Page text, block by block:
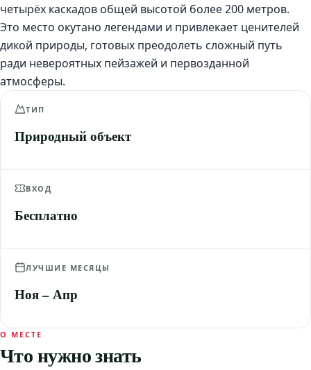
четырёх каскадов общей высотой более 200 метров.
Это место окутано легендами и привлекает ценителей
дикой природы, готовых преодолеть сложный путь
ради невероятных пейзажей и первозданной
атмосферы.
ТИП
Природный объект
ВХОД
Бесплатно
ЛУЧШИЕ МЕСЯЦЫ
Ноя – Апр
О МЕСТЕ
Что нужно знать